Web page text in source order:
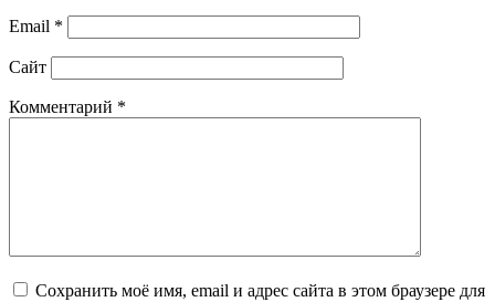
Email *
Сайт
Комментарий *
Сохранить моё имя, email и адрес сайта в этом браузере для